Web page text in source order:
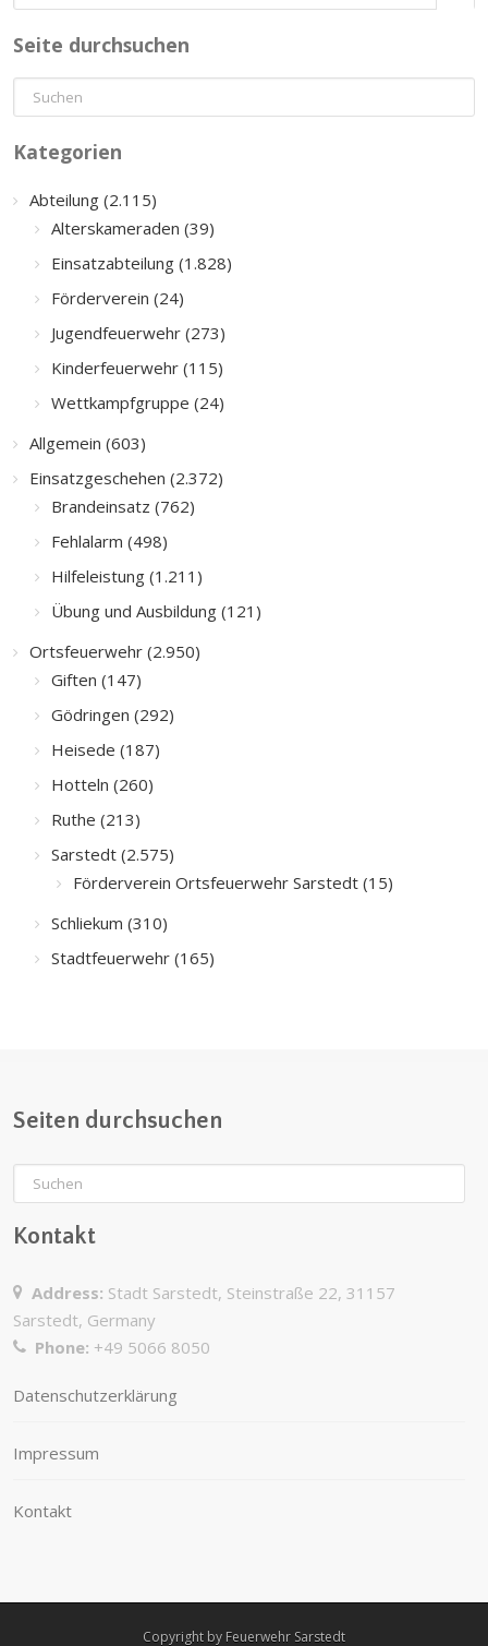
Seite durchsuchen
Kategorien
Abteilung (2.115)
Alterskameraden (39)
Einsatzabteilung (1.828)
Förderverein (24)
Jugendfeuerwehr (273)
Kinderfeuerwehr (115)
Wettkampfgruppe (24)
Allgemein (603)
Einsatzgeschehen (2.372)
Brandeinsatz (762)
Fehlalarm (498)
Hilfeleistung (1.211)
Übung und Ausbildung (121)
Ortsfeuerwehr (2.950)
Giften (147)
Gödringen (292)
Heisede (187)
Hotteln (260)
Ruthe (213)
Sarstedt (2.575)
Förderverein Ortsfeuerwehr Sarstedt (15)
Schliekum (310)
Stadtfeuerwehr (165)
Seiten durchsuchen
Kontakt
Address: Stadt Sarstedt, Steinstraße 22, 31157
Sarstedt, Germany
Phone: +49 5066 8050
Datenschutzerklärung
Impressum
Kontakt
Copyright by Feuerwehr Sarstedt